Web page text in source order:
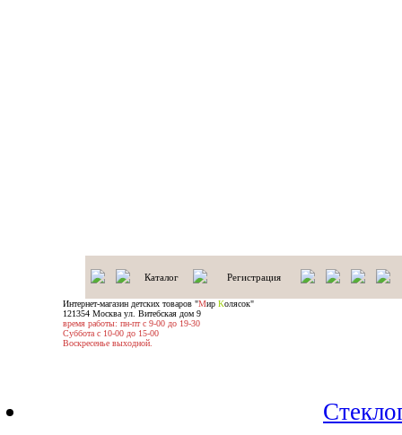
Каталог Регистрация
Интернет-магазин детских товаров "Мир Колясок"
121354 Москва ул. Витебская дом 9
время работы: пн-пт с 9-00 до 19-30
Суббота с 10-00 до 15-00
Воскресенье выходной.